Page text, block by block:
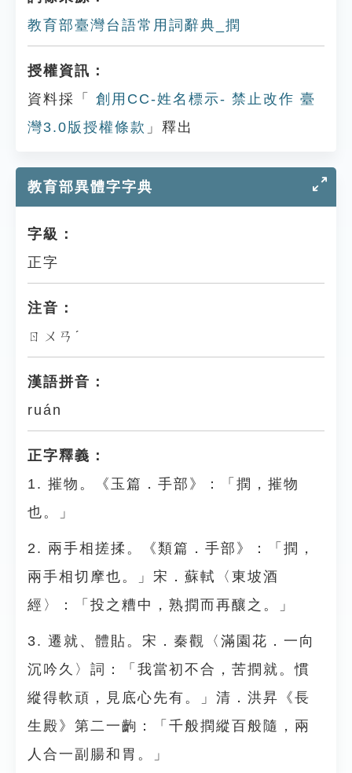
教育部臺灣台語常用詞辭典_撋
授權資訊：
資料採「
創用CC-姓名標示- 禁止改作 臺
灣3.0版授權條款 」釋出
教育部異體字字典
字級：
正字
注音：
ㄖㄨㄢˊ
漢語拼音：
ruán
正字釋義：
1. 摧物。《玉篇．手部》：「撋，摧物
也。」
2. 兩手相搓揉。《類篇．手部》：「撋，
兩手相切摩也。」宋．蘇軾〈東坡酒
經〉：「投之糟中，熟撋而再釀之。」
3. 遷就、體貼。宋．秦觀〈滿園花．一向
沉吟久〉詞：「我當初不合，苦撋就。慣
縱得軟頑，見底心先有。」清．洪昇《長
生殿》第二一齣：「千般撋縱百般隨，兩
人合一副腸和胃。」